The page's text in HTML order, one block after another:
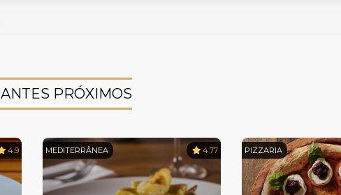
PRÓXIMOS
4.9 MEDITERRÂNEA 4.77 PIZZARIA